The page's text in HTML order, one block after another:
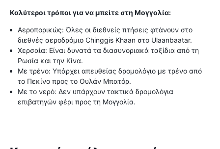
Καλύτεροι τρόποι για να μπείτε στη Μογγολία:
Αεροπορικώς: Όλες οι διεθνείς πτήσεις φτάνουν στο
διεθνές αεροδρόμιο Chinggis Khaan στο Ulaanbaatar.
Χερσαία: Είναι δυνατά τα διασυνοριακά ταξίδια από τη
Ρωσία και την Κίνα.
Με τρένο: Υπάρχει απευθείας δρομολόγιο με τρένο από
το Πεκίνο προς το Ουλάν Μπατόρ.
Με το νερό: Δεν υπάρχουν τακτικά δρομολόγια
επιβατηγών φέρι προς τη Μογγολία.